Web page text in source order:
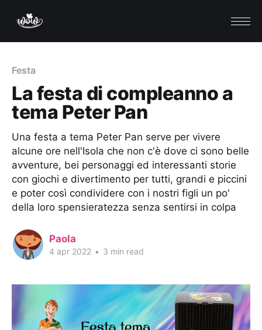
Festa
La festa di compleanno a
tema Peter Pan
Una festa a tema Peter Pan serve per vivere
alcune ore nell'Isola che non c'è dove ci sono belle
avventure, bei personaggi ed interessanti storie
con giochi e divertimento per tutti, grandi e piccini
e poter così condividere con i nostri figli un po'
della loro spensieratezza senza sentirsi in colpa
Paola
4 apr 2022 • 3 min read